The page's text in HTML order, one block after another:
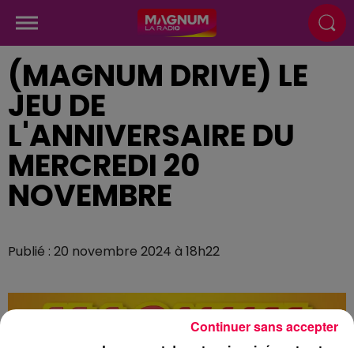
(MAGNUM DRIVE) LE
JEU DE
L'ANNIVERSAIRE DU
MERCREDI 20
NOVEMBRE
Publié : 20 novembre 2024 à 18h22
Continuer sans accepter